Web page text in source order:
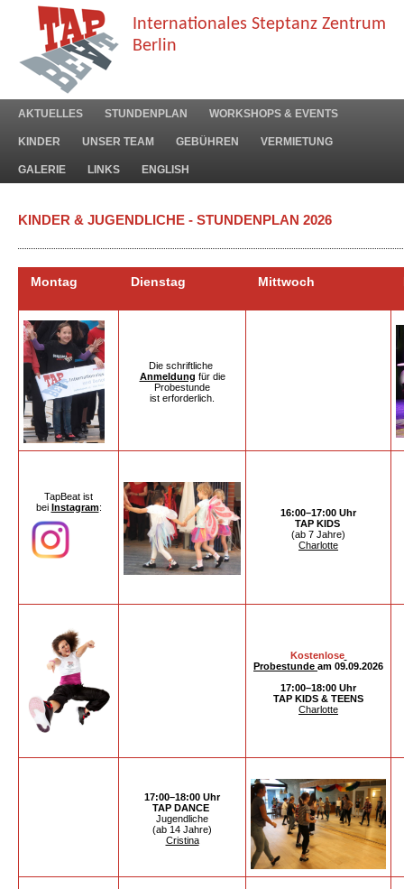
Internationales Steptanz Zentrum
Berlin
AKTUELLES STUNDENPLAN WORKSHOPS & EVENTS
KINDER UNSER TEAM GEBÜHREN VERMIETUNG
GALERIE LINKS ENGLISH
KINDER & JUGENDLICHE - STUNDENPLAN 2026
Montag Dienstag Mittwoch
Die schriftliche
Anmeldung für die
Probestunde
ist erforderlich.
TapBeat ist
bei Instagram:
16:00–17:00 Uhr
TAP KIDS
(ab 7 Jahre)
Charlotte
Kostenlose
Probestunde am 09.09.2026
17:00–18:00 Uhr
TAP KIDS & TEENS
Charlotte
17:00–18:00 Uhr
TAP DANCE
Jugendliche
(ab 14 Jahre)
Cristina